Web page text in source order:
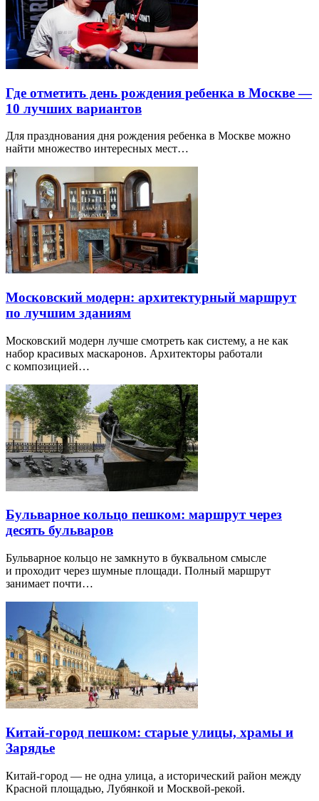
Где отметить день рождения ребенка в Москве —
10 лучших вариантов
Для празднования дня рождения ребенка в Москве можно
найти множество интересных мест…
Московский модерн: архитектурный маршрут
по лучшим зданиям
Московский модерн лучше смотреть как систему, а не как
набор красивых маскаронов. Архитекторы работали
с композицией…
Бульварное кольцо пешком: маршрут через
десять бульваров
Бульварное кольцо не замкнуто в буквальном смысле
и проходит через шумные площади. Полный маршрут
занимает почти…
Китай-город пешком: старые улицы, храмы и
Зарядье
Китай-город — не одна улица, а исторический район между
Красной площадью, Лубянкой и Москвой-рекой.